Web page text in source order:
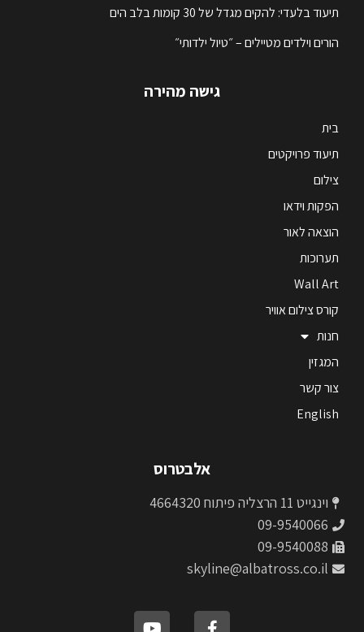
תיעוד בלעדי: להקים מגדל של 30 קומות בלב הים
הורים וילדים מטיילים – ״טיול ילדותי״
גישה מהירה
בית
תיעוד פרויקטים
צילום
הפקות וידאו
הוצאה לאור
תערוכות
Wall Art
קורס צילום אוויר
חנות
המגזין
צור קשר
English
אלבטרוס
וינגייט 11 הרצליה פיתוח 4664320
09-9540066
09-9540088
skyline@albatross.co.il